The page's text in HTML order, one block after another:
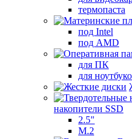
термопаста
под Intel
под AMD
для ПК
для
накопители SSD
2.5"
M.2